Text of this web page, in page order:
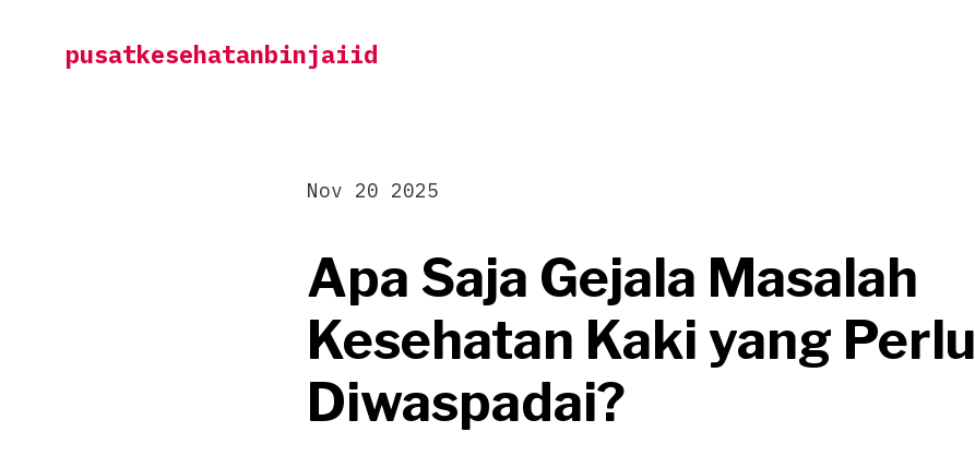
pusatkesehatanbinjaiid
Apa Saja Gejala Masalah
Kesehatan Kaki yang Perlu
Diwaspadai?
Nov 20 2025